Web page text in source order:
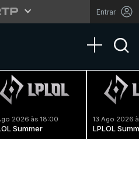
Entrar
Toggle
2026 às 18:00
Summer
13 Ago 2026
LPLOL